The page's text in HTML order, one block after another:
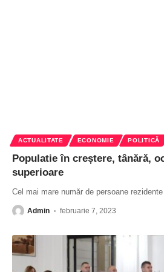
ACTUALITATE ECONOMIE POLITICĂ
Populatie în creștere, tânără,
superioare
Cel mai mare număr de persoane
Admin februarie 7, 2023